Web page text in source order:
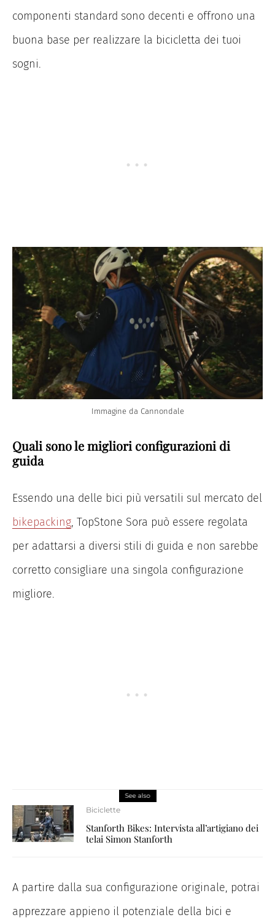
componenti standard sono decenti e offrono una
buona base per realizzare la bicicletta dei tuoi
sogni.
Immagine da Cannondale
Quali sono le migliori configurazioni di
guida
Essendo una delle bici più versatili sul mercato del
bikepacking, TopStone Sora può essere regolata
per adattarsi a diversi stili di guida e non sarebbe
corretto consigliare una singola configurazione
migliore.
See also
Biciclette
Stanforth Bikes: Intervista all’artigiano dei
telai Simon Stanforth
A partire dalla sua configurazione originale, potrai
apprezzare appieno il potenziale della bici e